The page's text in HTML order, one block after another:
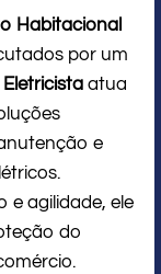
Habitacional
por um
atua
e
e agilidade, ele
do